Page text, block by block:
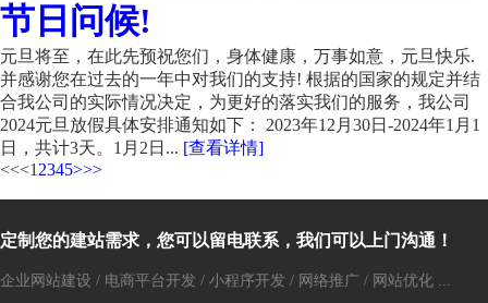
节日问候!
元旦将至，在此先预祝您们，身体健康，万事如意，元旦快乐.
并感谢您在过去的一年中对我们的支持! 根据的国家的规定并结
合我公司的实际情况决定，为更好的落实我们的服务，我公司
2024元旦放假具体安排通知如下： 2023年12月30日-2024年1月1
日，共计3天。1月2日... [查看详情]
<<<1 2345>>>
定制您的建站需求，您可以留电联系，我们可以上门沟通！
企业网站建设 / 电商平台开发 / 小程序开发 / 网络推广 / 网站优化 ...